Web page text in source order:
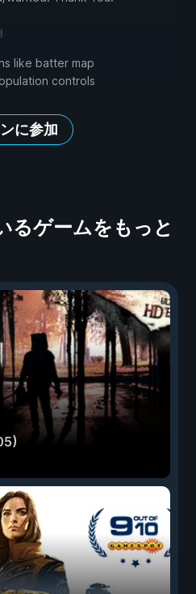
like batter map
controls
に参加
るゲームをもっと